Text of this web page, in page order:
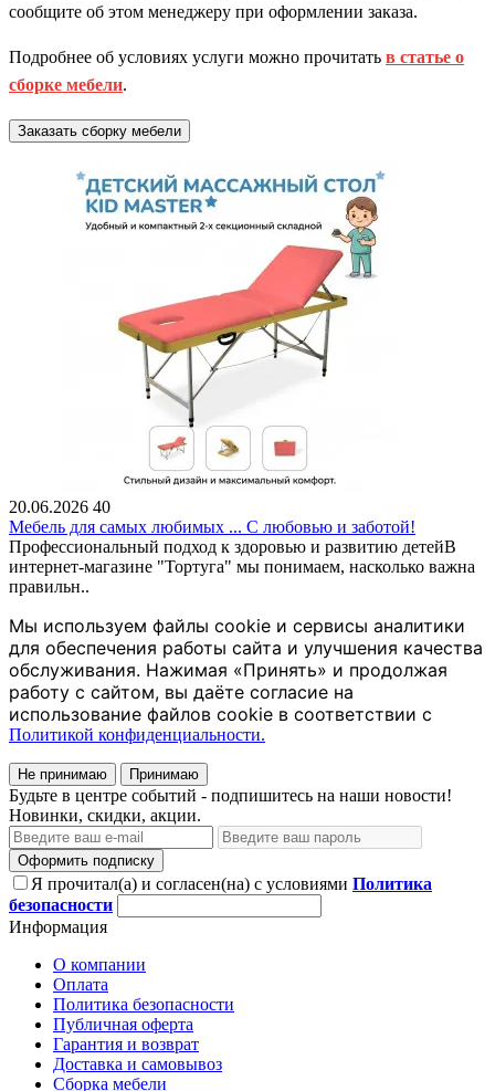
сообщите об этом менеджеру при оформлении заказа.
Подробнее об условиях услуги можно прочитать в статье о
сборке мебели.
Заказать сборку мебели
20.06.2026 40
Мебель для самых любимых ... С любовью и заботой!
Профессиональный подход к здоровью и развитию детейВ
интернет-магазине "Тортуга" мы понимаем, насколько важна
правильн..
Мы используем файлы cookie и сервисы аналитики
для обеспечения работы сайта и улучшения качества
обслуживания. Нажимая «Принять» и продолжая
работу с сайтом, вы даёте согласие на
использование файлов cookie в соответствии с
Политикой конфиденциальности.
Не принимаю Принимаю
Будьте в центре событий - подпишитесь на наши новости!
Новинки, скидки, акции.
Оформить подписку
Я прочитал(а) и согласен(на) с условиями Политика
безопасности
Информация
О компании
Оплата
Политика безопасности
Публичная оферта
Гарантия и возврат
Доставка и самовывоз
Сборка мебели